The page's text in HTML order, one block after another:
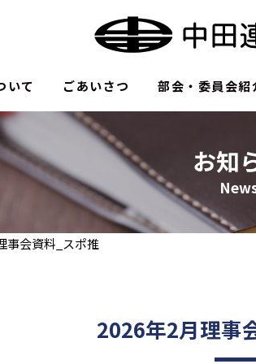
いて ごあいさつ 部会・委員会紹
お知
事会資料_スポ推
2026年2月理事